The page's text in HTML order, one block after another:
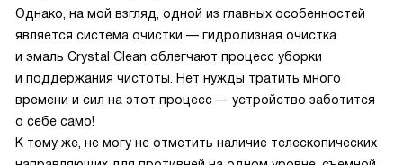
Однако, на мой взгляд, одной из главных особенностей
является система очистки — гидролизная очистка
и эмаль Crystal Clean облегчают процесс уборки
и поддержания чистоты. Нет нужды тратить много
времени и сил на этот процесс — устройство заботится
о себе само!
К тому же, не могу не отметить наличие телескопических